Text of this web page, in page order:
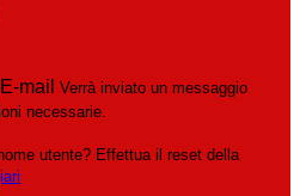
E-mail Verrà inviato un messaggio
necessarie.
utente? Effettua il reset della